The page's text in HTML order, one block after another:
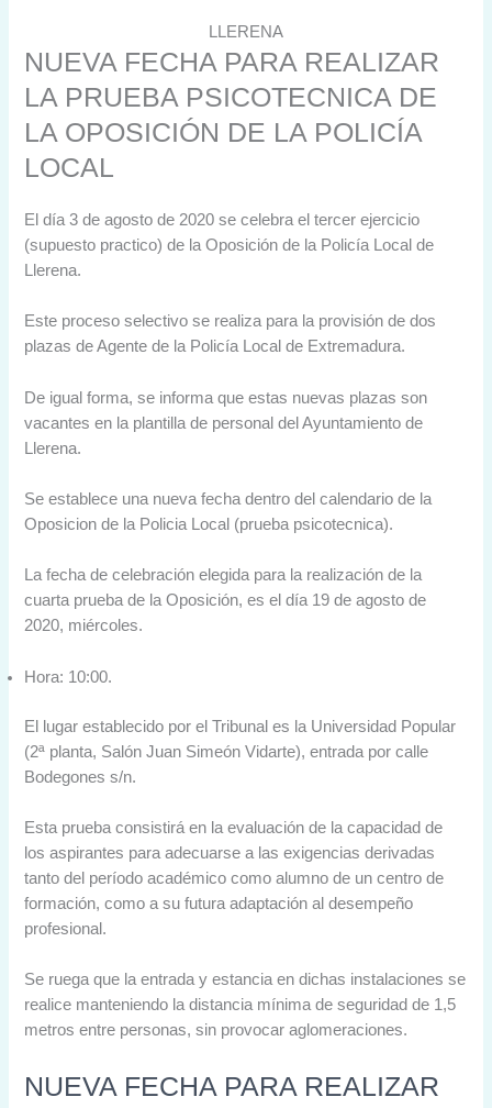
LLERENA
NUEVA FECHA PARA REALIZAR
LA PRUEBA PSICOTECNICA DE
LA OPOSICIÓN DE LA POLICÍA
LOCAL
El día 3 de agosto de 2020 se celebra el tercer ejercicio
(supuesto practico) de la Oposición de la Policía Local de
Llerena.
Este proceso selectivo se realiza para la provisión de dos
plazas de Agente de la Policía Local de Extremadura.
De igual forma, se informa que estas nuevas plazas son
vacantes en la plantilla de personal del Ayuntamiento de
Llerena.
Se establece una nueva fecha dentro del calendario de la
Oposicion de la Policia Local (prueba psicotecnica).
La fecha de celebración elegida para la realización de la
cuarta prueba de la Oposición, es el día 19 de agosto de
2020, miércoles.
Hora: 10:00.
El lugar establecido por el Tribunal es la Universidad Popular
(2ª planta, Salón Juan Simeón Vidarte), entrada por calle
Bodegones s/n.
Esta prueba consistirá en la evaluación de la capacidad de
los aspirantes para adecuarse a las exigencias derivadas
tanto del período académico como alumno de un centro de
formación, como a su futura adaptación al desempeño
profesional.
Se ruega que la entrada y estancia en dichas instalaciones se
realice manteniendo la distancia mínima de seguridad de 1,5
metros entre personas, sin provocar aglomeraciones.
NUEVA FECHA PARA REALIZAR